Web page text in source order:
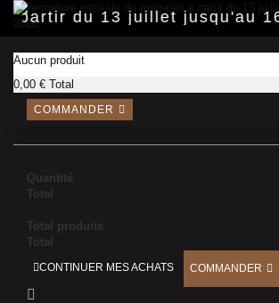
partir du 13 juillet jusqu'au
Aucun produit
0,00 € Total
COMMANDER
Quantité
Total
Total produits
Total
CONTINUER MES ACHATS COMMANDER
Panneau de gestion des cookies